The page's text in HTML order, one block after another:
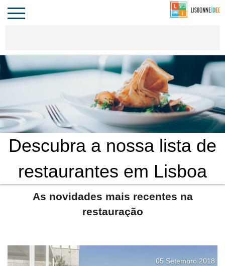
PORTUGAL
Toggle
navigation
Descubra a nossa lista de
restaurantes em Lisboa
As novidades mais recentes na
restauração
05 Setembro 2018